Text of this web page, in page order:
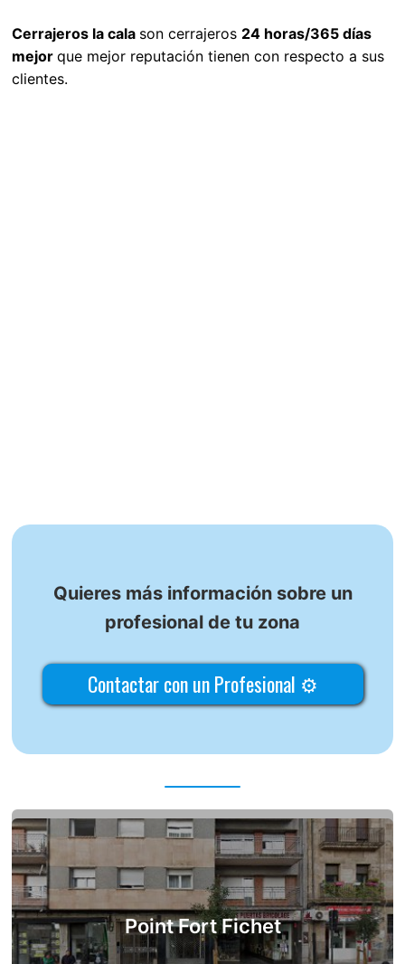
Cerrajeros la cala son cerrajeros 24 horas/365 días
mejor que mejor reputación tienen con respecto a sus
clientes.
Quieres más información sobre un
profesional de tu zona
Contactar con un Profesional ⚙
Point Fort Fichet